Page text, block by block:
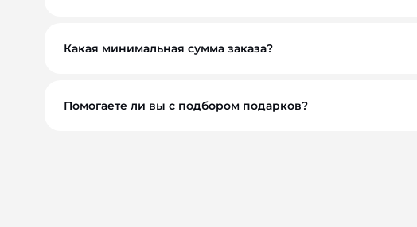
Какая минимальная сумма заказа?
Помогаете ли вы с подбором подарков?